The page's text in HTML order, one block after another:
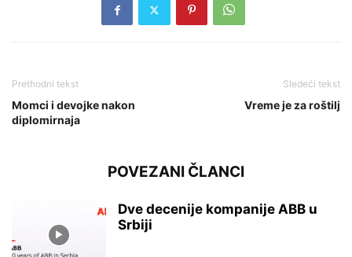
Prethodni tekst
Momci i devojke nakon
diplomirnaja
Sledeći tekst
Vreme je za roštilj
POVEZANI ČLANCI
Dve decenije kompanije ABB u
Srbiji